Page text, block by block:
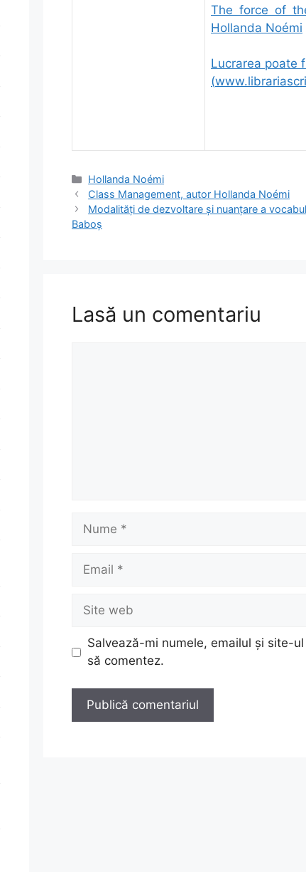
The force of
Hollanda Noémi
Lucrarea poate
(
Categorii
Hollanda Noémi
Class Management, autor Hollanda Noémi
Modalităţi de dezvoltare şi nuanţare a
Baboș
Lasă un comentariu
Nume
Email
Site
web
Salvează-mi numele, emailul și site-
să comentez.